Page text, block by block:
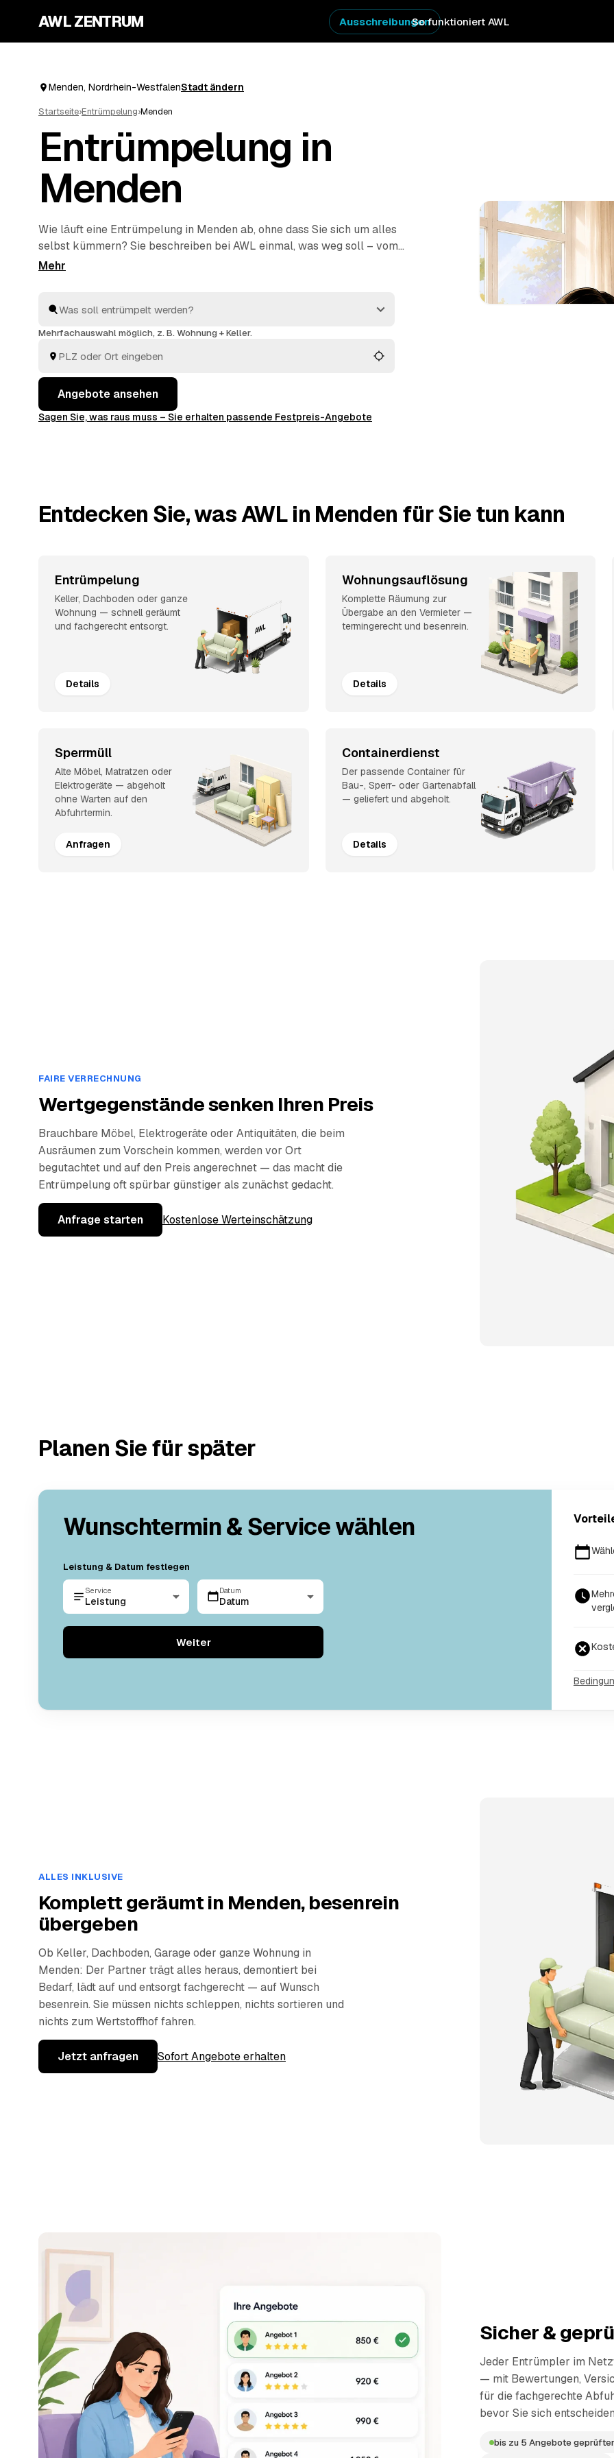
AWL ZENTRUM So funktioniert AWL
Ausschreibungen
Menden, Nordrhein-WestfalenStadt ändern
Startseite›Entrümpelung›Menden
Entrümpelung in
Menden
Wie läuft eine Entrümpelung in Menden ab, ohne dass Sie sich um alles
selbst kümmern? Sie beschreiben bei AWL einmal, was weg soll – vom
einzelnen Keller bis zur kompletten
ausräumen, abtransportieren, fachgerecht entsorgen.
Mehrfachauswahl möglich, z. B. Wohnung + Keller.
Angebote ansehen
Sagen Sie, was raus muss – Sie erhalten passende Festpreis-Angebote
Entdecken Sie, was AWL in Menden für Sie tun kann
Entrümpelung
Keller, Dachboden oder ganze
Wohnung — schnell geräumt
und fachgerecht entsorgt.
Details
Wohnungsauflösung
Komplette Räumung zur
Übergabe an den Vermieter —
termingerecht und besenrein.
Details
Sperrmüll
Alte Möbel, Matratzen oder
Elektrogeräte — abgeholt
ohne Warten auf den
Abfuhrtermin.
Anfragen
Containerdienst
Der passende Container für
Bau-, Sperr- oder Gartenabfall
— geliefert und abgeholt.
Details
FAIRE VERRECHNUNG
Wertgegenstände senken Ihren Preis
Brauchbare Möbel, Elektrogeräte oder Antiquitäten, die beim
Ausräumen zum Vorschein kommen, werden vor Ort
begutachtet und auf den Preis angerechnet — das macht die
Entrümpelung oft spürbar günstiger als zunächst gedacht.
Anfrage starten Kostenlose Werteinschätzung
Planen Sie für später
Wunschtermin & Service wählen
Leistung & Datum festlegen
Service
Leistung
Datum
Datum
Weiter
ALLES INKLUSIVE
Komplett geräumt in Menden, besenrein
übergeben
Ob Keller, Dachboden, Garage oder ganze Wohnung in
Menden: Der Partner trägt alles heraus, demontiert bei
Bedarf, lädt auf und entsorgt fachgerecht — auf Wunsch
besenrein. Sie müssen nichts schleppen, nichts sortieren und
nichts zum Wertstoffhof fahren.
Jetzt anfragen Sofort Angebote erhalten
Sicher &
Jeder Entrümpler im
— mit Bewertungen,
für die fachgerechte
bevor Sie sich
bis zu 5 Angebote